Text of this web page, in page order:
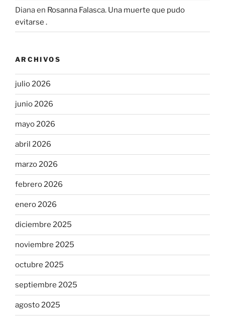
Dianaen Rosanna Falasca. Una muerte que pudo
evitarse .
ARCHIVOS
julio 2026
junio 2026
mayo 2026
abril 2026
marzo 2026
febrero 2026
enero 2026
diciembre 2025
noviembre 2025
octubre 2025
septiembre 2025
agosto 2025